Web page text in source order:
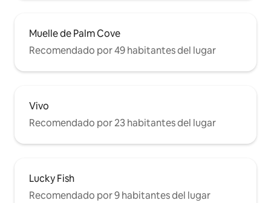
Muelle de Palm Cove
Recomendado por 49 habitantes del lugar
Vivo
Recomendado por 23 habitantes del lugar
Lucky Fish
Recomendado por 9 habitantes del lugar